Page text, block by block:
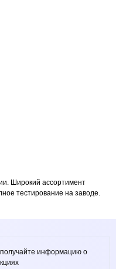
Широкий ассортимент
тестирование на заводе.
получайте информацию о